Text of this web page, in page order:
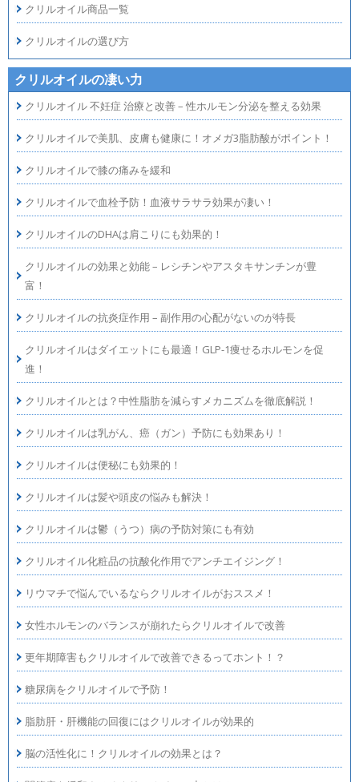
クリルオイル商品一覧
クリルオイルの選び方
クリルオイルの凄い力
クリルオイル 不妊症 治療と改善 – 性ホルモン分泌を整える効果
クリルオイルで美肌、皮膚も健康に！オメガ3脂肪酸がポイント！
クリルオイルで膝の痛みを緩和
クリルオイルで血栓予防！血液サラサラ効果が凄い！
クリルオイルのDHAは肩こりにも効果的！
クリルオイルの効果と効能 – レシチンやアスタキサンチンが豊
富！
クリルオイルの抗炎症作用 – 副作用の心配がないのが特長
クリルオイルはダイエットにも最適！GLP-1痩せるホルモンを促
進！
クリルオイルとは？中性脂肪を減らすメカニズムを徹底解説！
クリルオイルは乳がん、癌（ガン）予防にも効果あり！
クリルオイルは便秘にも効果的！
クリルオイルは髪や頭皮の悩みも解決！
クリルオイルは鬱（うつ）病の予防対策にも有効
クリルオイル化粧品の抗酸化作用でアンチエイジング！
リウマチで悩んでいるならクリルオイルがおススメ！
女性ホルモンのバランスが崩れたらクリルオイルで改善
更年期障害もクリルオイルで改善できるってホント！？
糖尿病をクリルオイルで予防！
脂肪肝・肝機能の回復にはクリルオイルが効果的
脳の活性化に！クリルオイルの効果とは？